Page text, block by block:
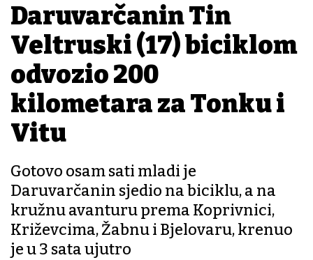
Daruvarčanin Tin
Veltruski (17) biciklom
odvozio 200
kilometara za Tonku i
Vitu
Gotovo osam sati mladi je
Daruvarčanin sjedio na biciklu, a na
kružnu avanturu prema Koprivnici,
Križevcima, Žabnu i Bjelovaru, krenuo
je u 3 sata ujutro